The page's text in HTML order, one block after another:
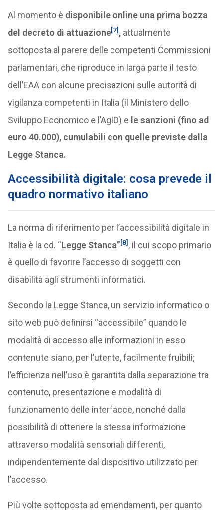
Al momento è disponibile online una prima bozza
del decreto di attuazione[7] , attualmente
sottoposta al parere delle competenti Commissioni
parlamentari, che riproduce in larga parte il testo
dell’EAA con alcune precisazioni sulle autorità di
vigilanza competenti in Italia (il Ministero dello
Sviluppo Economico e l’AgID) e le sanzioni (fino ad
euro 40.000), cumulabili con quelle previste dalla
Legge Stanca.
Accessibilità digitale: cosa prevede il
quadro normativo italiano
La norma di riferimento per l’accessibilità digitale in
Italia è la cd. “Legge Stanca”[8] , il cui scopo primario
è quello di favorire l’accesso di soggetti con
disabilità agli strumenti informatici.
Secondo la Legge Stanca, un servizio informatico o
sito web può definirsi “accessibile” quando le
modalità di accesso alle informazioni in esso
contenute siano, per l’utente, facilmente fruibili;
l’efficienza nell’uso è garantita dalla separazione tra
contenuto, presentazione e modalità di
funzionamento delle interfacce, nonché dalla
possibilità di ottenere la stessa informazione
attraverso modalità sensoriali differenti,
indipendentemente dal dispositivo utilizzato per
l’accesso.
Più volte sottoposta ad emendamenti, per quanto